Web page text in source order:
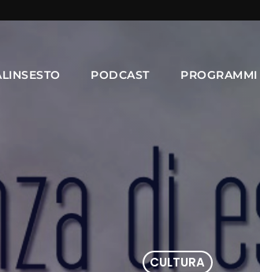
PODCAST PROGRAMMI
CULTURA